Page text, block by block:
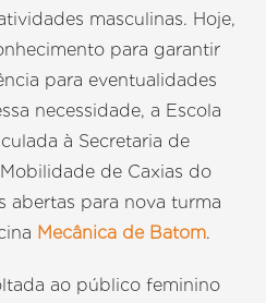
masculinas. Hoje,
para garantir
para eventualidades
necessidade, a Escola
à Secretaria de
de Caxias do
abertas para nova turma
Mecânica de Batom.
ao público feminino